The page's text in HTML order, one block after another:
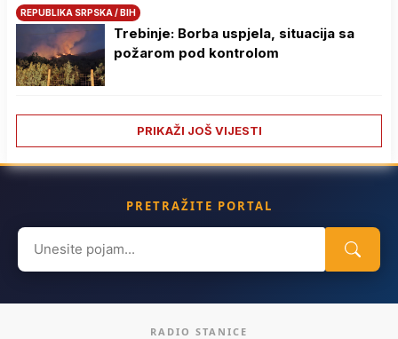
REPUBLIKA SRPSKA / BIH
Trebinje: Borba uspjela, situacija sa
požarom pod kontrolom
PRIKAŽI JOŠ VIJESTI
PRETRAŽITE PORTAL
Search
for:
RADIO STANICE